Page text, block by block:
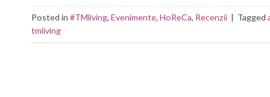
Posted in #TMliving, Evenimente, HoReCa, Recenzii | Tagged
tmliving